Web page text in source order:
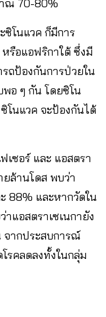
ณ 70-80%
ซิโนแวค ก็มีการ
รือแอฟริกาใต้ ซึ่งมี
ถป้องกันการป่วยใน
อ ๆ กัน โดยซิโน
โนแวค จะป้องกันได้
ซอร์ และ แอสตรา
ยล้านโดส พบว่า
88% และหากวัดใน
แอสตราเซเนกายัง
จากประสบการณ์
รคลดลงทั้งในกลุ่ม